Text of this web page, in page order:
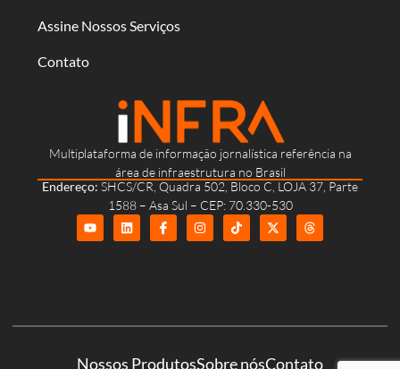
Multiplataforma de informação jornalística referência na
área de infraestrutura no Brasil
Endereço: SHCS/CR, Quadra 502, Bloco C, LOJA 37, Parte
1588 – Asa Sul – CEP: 70.330-530
Assine Nossos Serviços
Contato
Nossos ProdutosSobre nósContato